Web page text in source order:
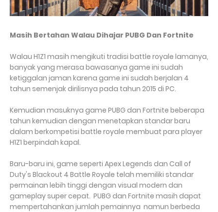
Masih Bertahan Walau Dihajar PUBG Dan Fortnite
Walau H1Z1 masih mengikuti tradisi battle royale lamanya,
banyak yang merasa bawasanya game ini sudah
ketiggalan jaman karena game ini sudah berjalan 4
tahun semenjak dirilisnya pada tahun 2015 di PC.
Kemudian masuknya game PUBG dan Fortnite beberapa
tahun kemudian dengan menetapkan standar baru
dalam berkompetisi battle royale membuat para player
H1Z1 berpindah kapal.
Baru-baru ini, game seperti Apex Legends dan Call of
Duty's Blackout 4 Battle Royale telah memiliki standar
permainan lebih tinggi dengan visual modern dan
gameplay super cepat. PUBG dan Fortnite masih dapat
mempertahankan jumlah pemainnya namun berbeda